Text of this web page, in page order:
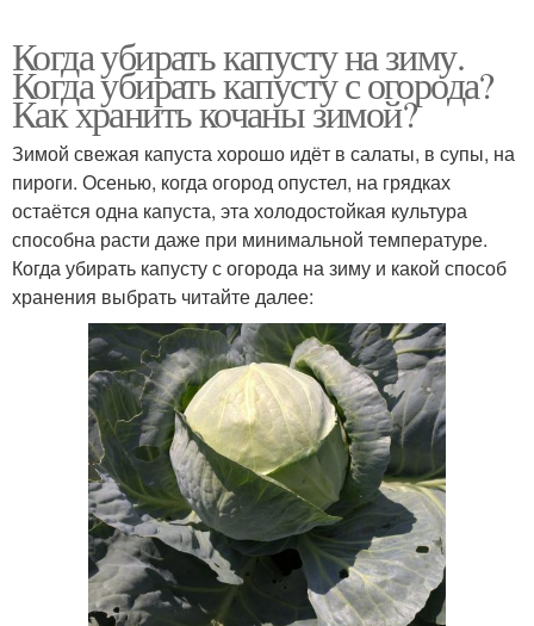
Когда убирать капусту на зиму.
Когда убирать капусту с огорода?
Как хранить кочаны зимой?
Зимой свежая капуста хорошо идёт в салаты, в супы, на
пироги. Осенью, когда огород опустел, на грядках
остаётся одна капуста, эта холодостойкая культура
способна расти даже при минимальной температуре.
Когда убирать капусту с огорода на зиму и какой способ
хранения выбрать читайте далее: